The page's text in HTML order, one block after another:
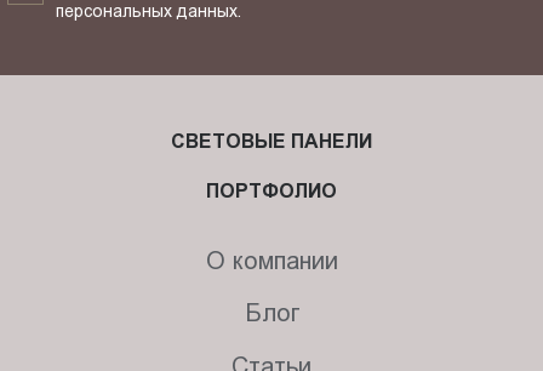
персональных данных.
СВЕТОВЫЕ ПАНЕЛИ
ПОРТФОЛИО
О компании
Блог
Статьи